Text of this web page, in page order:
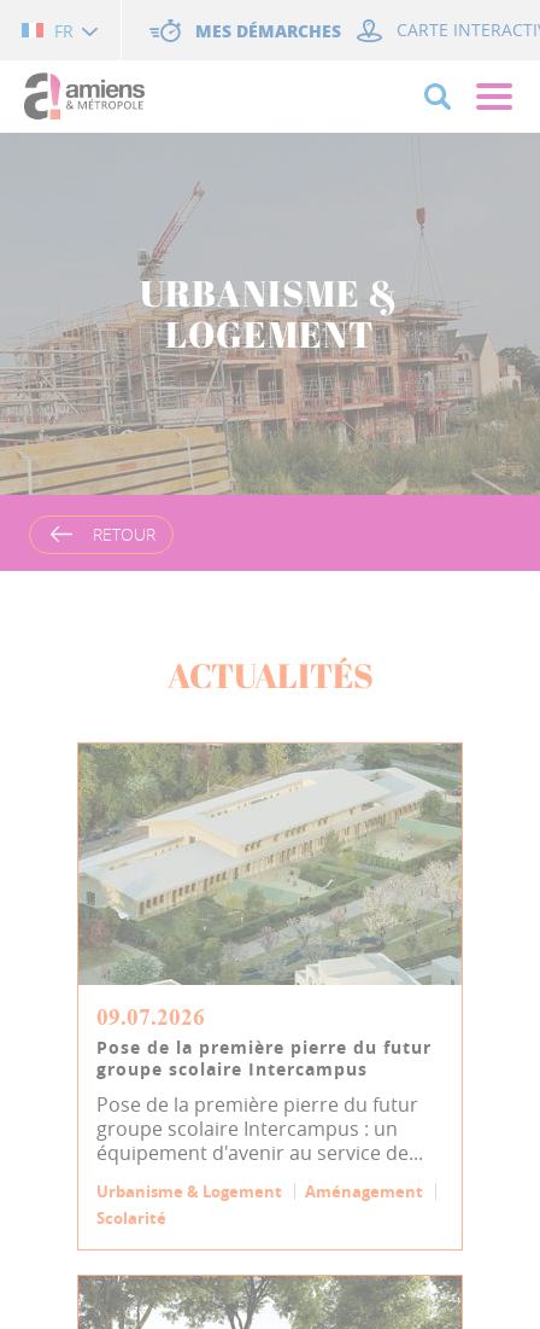
FR MES DÉMARCHES CARTE
URBANISME &
LOGEMENT
RETOUR
ACTUALITÉS
09.07.2026
Pose de la première pierre du futur
groupe scolaire Intercampus
Pose de la première pierre du futur
groupe scolaire Intercampus : un
équipement d'avenir au service de...
Urbanisme & Logement
Aménagement
Scolarité